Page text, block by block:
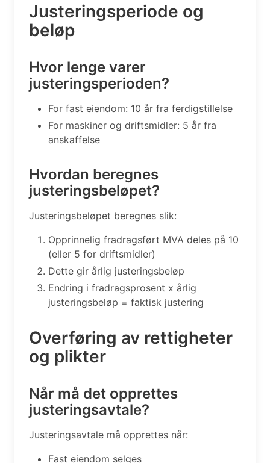
Justeringsperiode og
beløp
Hvor lenge varer
justeringsperioden?
For fast eiendom: 10 år fra ferdigstillelse
For maskiner og driftsmidler: 5 år fra
anskaffelse
Hvordan beregnes
justeringsbeløpet?
Justeringsbeløpet beregnes slik:
Opprinnelig fradragsført MVA deles på 10
(eller 5 for driftsmidler)
Dette gir årlig justeringsbeløp
Endring i fradragsprosent x årlig
justeringsbeløp = faktisk justering
Overføring av rettigheter
og plikter
Når må det opprettes
justeringsavtale?
Justeringsavtale må opprettes når:
Fast eiendom selges